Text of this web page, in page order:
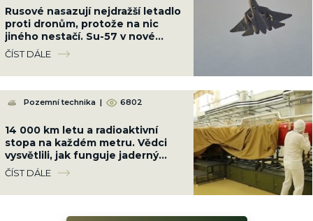
Rusové nasazují nejdražší letadlo
proti dronům, protože na nic
jiného nestačí. Su-57 v nové
konfiguraci stačí radar „Bělka“
ČÍST DÁLE
Pozemní technika | 6802
14 000 km letu a radioaktivní
stopa na každém metru. Vědci
vysvětlili, jak funguje jaderný
motor ruské střely Burevestnik
ČÍST DÁLE